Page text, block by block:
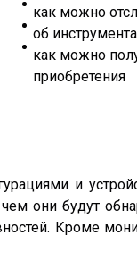
как можно
об
как можно
приобретения
и
они будут
Кроме